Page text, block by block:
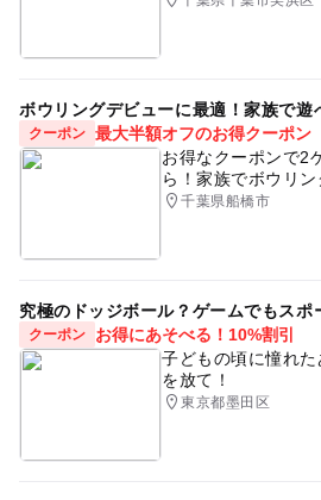
ボウリングデビューに最適！家族で
クーポン 最大半額オフのお得クーポン
お得なクーポンで2
ら！家族でボウリン
千葉県船橋市
究極のドッジボール？ゲームでもスポ
クーポン
お得にあそべる！10%割引
子どもの頃に憧れ
を放て！
東京都墨田区